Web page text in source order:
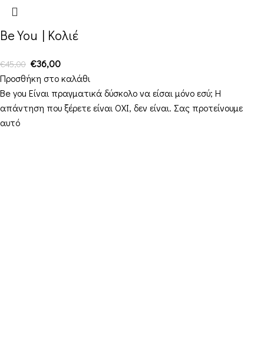
Be You | Κολιέ
€45,00 €36,00
Προσθήκη στο καλάθι
Be you Είναι πραγματικά δύσκολο να είσαι μόνο εσύ; Η
απάντηση που ξέρετε είναι ΟΧΙ, δεν είναι. Σας προτείνουμε
αυτό